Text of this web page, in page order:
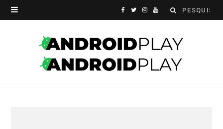
Search
F
c
T
i
t
I Y
u
T